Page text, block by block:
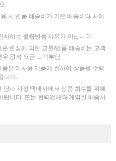
.
시 반품 배송비가 기본 배송비와 차이
차이는 불량반품 사유가 아닙니다.
변심에 의한 교환/반품 배송비는 고객
우 왕복 요금 고객부담
은 미사용 제품에 한하여 상품을 수령
니다.
당사 지정 택배사에서 상품 회수를 위해
랍니다. 또는 협력업체와 계약한 배송사